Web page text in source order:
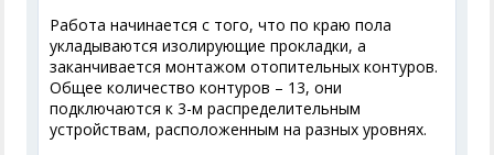
Работа начинается с того, что по краю пола
укладываются изолирующие прокладки, а
заканчивается монтажом отопительных контуров.
Общее количество контуров – 13, они
подключаются к 3-м распределительным
устройствам, расположенным на разных уровнях.